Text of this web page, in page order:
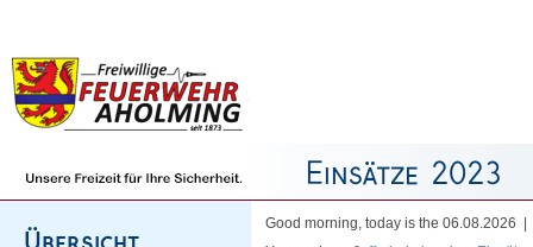
Good morning, today is the 06.08.2026 |